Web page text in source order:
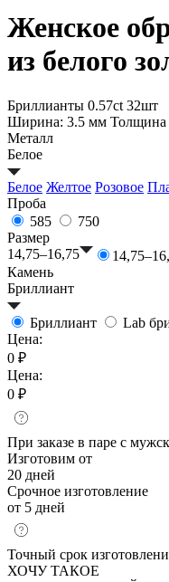
Женское
из белого
Бриллианты 0.57ct 32шт
Ширина: 3.5 мм Толщина
Металл
Белое
Белое Желтое Розовое
Проба
585
750
Размер
14,75–16,75
Камень
Бриллиант
Бриллиант Lab
Цена:
0 ₽
Цена:
0 ₽
При заказе в паре с
Изготовим от
20 дней
Срочное изготовление
от 5 дней
Точный срок
ХОЧУ ТАКОЕ